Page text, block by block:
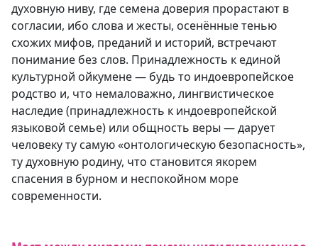
духовную ниву, где семена доверия прорастают в
согласии, ибо слова и жесты, осенённые тенью
схожих мифов, преданий и историй, встречают
понимание без слов. Принадлежность к единой
культурной ойкумене — будь то индоевропейское
родство и, что немаловажно, лингвистическое
наследие (принадлежность к индоевропейской
языковой семье) или общность веры — дарует
человеку ту самую «онтологическую безопасность»,
ту духовную родину, что становится якорем
спасения в бурном и неспокойном море
современности.